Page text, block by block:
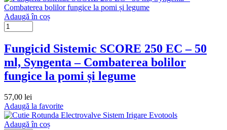
Adaugă în coș
Fungicid Sistemic SCORE 250 EC – 50
ml, Syngenta – Combaterea bolilor
fungice la pomi și legume
57,00 lei
Adaugă la favorite
Adaugă în coș